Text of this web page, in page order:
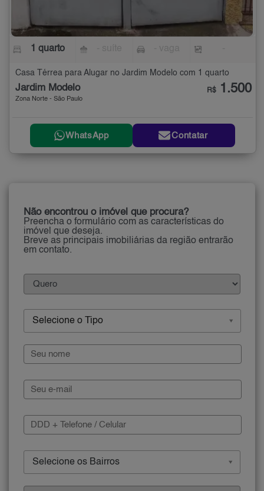
1 quarto
Casa Térrea para Alugar no Jardim Modelo com 1 quarto
Jardim Modelo
Zona Norte - São Paulo
R$ 1.500
WhatsApp Contatar
Não encontrou o imóvel que procura?
Preencha o formulário com as características do
imóvel que deseja.
Breve as principais imobiliárias da região entrarão
em contato.
Selecione o Tipo
Selecione os Bairros